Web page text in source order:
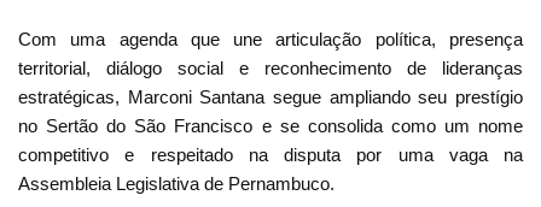
Com uma agenda que une articulação política, presença
territorial, diálogo social e reconhecimento de lideranças
estratégicas, Marconi Santana segue ampliando seu prestígio
no Sertão do São Francisco e se consolida como um nome
competitivo e respeitado na disputa por uma vaga na
Assembleia Legislativa de Pernambuco.